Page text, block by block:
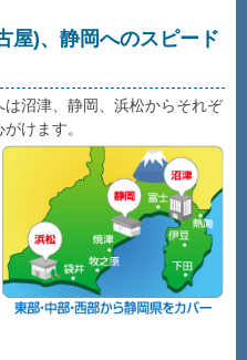
屋)、静岡へのスピード
沼津、静岡、浜松からそれぞ
けます。